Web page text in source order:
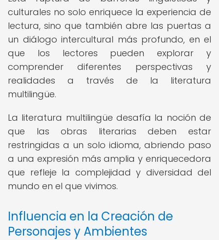
culturales no solo enriquece la experiencia de
lectura, sino que también abre las puertas a
un diálogo intercultural más profundo, en el
que los lectores pueden explorar y
comprender diferentes perspectivas y
realidades a través de la literatura
multilingüe.
La literatura multilingüe desafía la noción de
que las obras literarias deben estar
restringidas a un solo idioma, abriendo paso
a una expresión más amplia y enriquecedora
que refleje la complejidad y diversidad del
mundo en el que vivimos.
Influencia en la Creación de
Personajes y Ambientes